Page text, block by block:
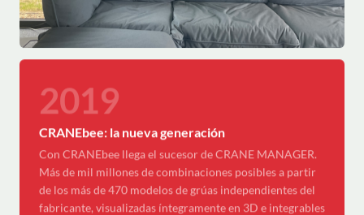
2019
CRANEbee: la nueva generación
Con CRANEbee llega el sucesor de CRANE MANAGER.
Más de mil millones de combinaciones posibles a partir
de los más de 470 modelos de grúas independientes del
fabricante, visualizadas íntegramente en 3D e integrables